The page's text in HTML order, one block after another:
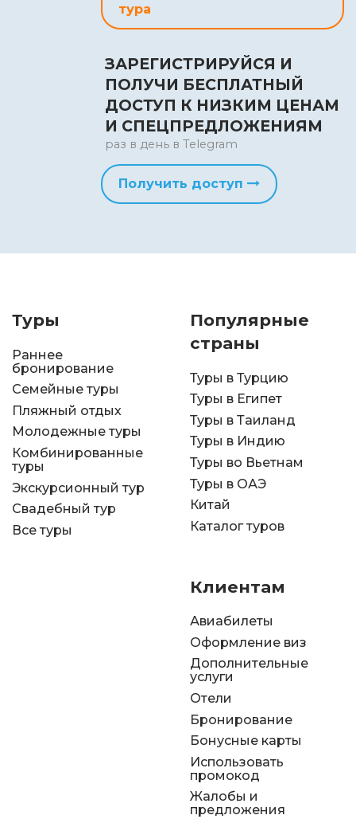
тура
ЗАРЕГИСТРИРУЙСЯ И
ПОЛУЧИ БЕСПЛАТНЫЙ
ДОСТУП К НИЗКИМ ЦЕНАМ
И СПЕЦПРЕДЛОЖЕНИЯМ
раз в день в Telegram
Получить доступ
Туры
Раннее
бронирование
Семейные туры
Пляжный отдых
Молодежные туры
Комбинированные
туры
Экскурсионный тур
Свадебный тур
Все туры
Популярные
страны
Туры в Турцию
Туры в Египет
Туры в Таиланд
Туры в Индию
Туры во Вьетнам
Туры в ОАЭ
Китай
Каталог туров
Клиентам
Авиабилеты
Оформление виз
Дополнительные
услуги
Отели
Бронирование
Бонусные карты
Использовать
промокод
Жалобы и
предложения